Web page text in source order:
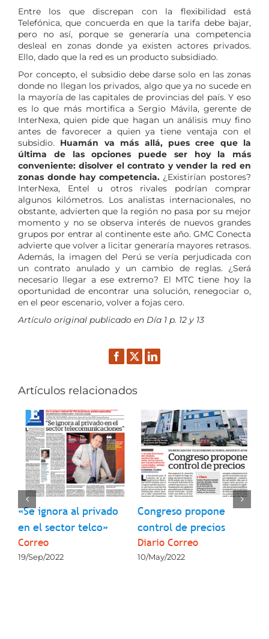
Entre los que discrepan con la flexibilidad está
Telefónica, que concuerda en que la tarifa debe bajar,
pero no así, porque se generaría una competencia
desleal en zonas donde ya existen actores privados.
Ello, dado que la red es un producto subsidiado.
Por concepto, el subsidio debe darse solo en las zonas
donde no llegan los privados, algo que ya no sucede en
la mayoría de las capitales de provincias del país. Y eso
es lo que más mortifica a Sergio Mávila, gerente de
InterNexa, quien pide que hagan un análisis muy fino
antes de favorecer a quien ya tiene ventaja con el
subsidio. Huamán va más allá, pues cree que la
última de las opciones puede ser hoy la más
conveniente: disolver el contrato y vender la red en
zonas donde hay competencia.¿Existirían postores?
InterNexa, Entel u otros rivales podrían comprar
algunos kilómetros. Los analistas internacionales, no
obstante, advierten que la región no pasa por su mejor
momento y no se observa interés de nuevos grandes
grupos por entrar al continente este año. GMC Conecta
advierte que volver a licitar generaría mayores retrasos.
Además, la imagen del Perú se vería perjudicada con
un contrato anulado y un cambio de reglas. ¿Será
necesario llegar a ese extremo? El MTC tiene hoy la
oportunidad de encontrar una solución, renegociar o,
en el peor escenario, volver a fojas cero.
Artículo original publicado en Día 1 p. 12 y 13
Facebook
TwitterLinkedIn
Artículos relacionados
«Se ignora al privado
en el sector telco»
Correo
19/Sep/2022
Congreso propone
control de precios
Diario Correo
10/May/2022